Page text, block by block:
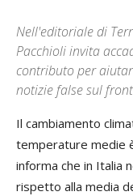
Nell'editoriale di
Pacchioli invita
contributo per
notizie false sul
Il cambiamento
temperature medie
informa che in Italia
rispetto alla media